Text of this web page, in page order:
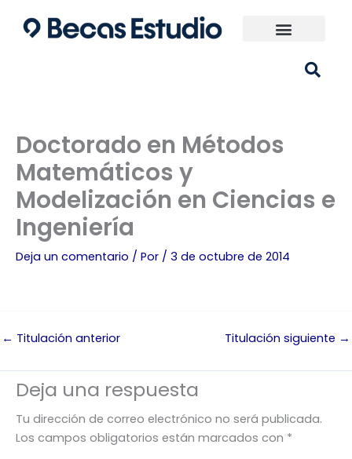
Doctorado en Métodos
Matemáticos y
Modelización en Ciencias e
Ingeniería
Deja un comentario / Por / 3 de octubre de 2014
← Titulación anterior Titulación siguiente →
Deja una respuesta
Tu dirección de correo electrónico no será publicada.
Los campos obligatorios están marcados con *